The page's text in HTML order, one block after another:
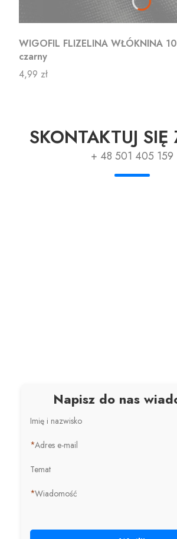
WIGOFIL FLIZELINA WŁÓKNINA
czarny
Cena
4,99 zł
SKONTAKTUJ
+ 48 501 405 159
Napisz do nas
Imię i nazwisko
*Adres e-mail
Temat
*Wiadomość